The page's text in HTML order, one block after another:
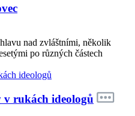
nad zvláštními, několik
po různých částech
v rukách ideologů